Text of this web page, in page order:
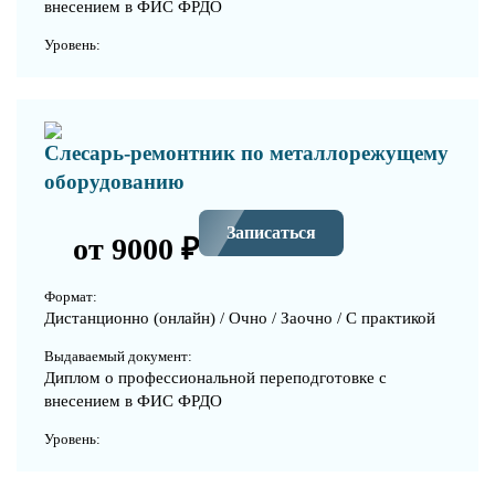
внесением в ФИС ФРДО
Уровень:
Слесарь-ремонтник по металлорежущему
оборудованию
от 9000 ₽ Записаться
Формат:
Дистанционно (онлайн) / Очно / Заочно / С практикой
Выдаваемый документ:
Диплом о профессиональной переподготовке с
внесением в ФИС ФРДО
Уровень: